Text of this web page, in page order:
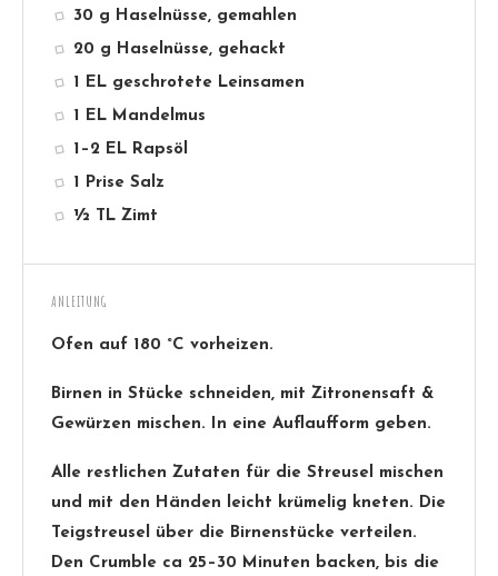
30 g Haselnüsse, gemahlen
20 g Haselnüsse, gehackt
1 EL geschrotete Leinsamen
1 EL Mandelmus
1–2 EL Rapsöl
1 Prise Salz
½ TL Zimt
ANLEITUNG
Ofen auf 180 °C vorheizen.
Birnen in Stücke schneiden, mit Zitronensaft &
Gewürzen mischen. In eine Auflaufform geben.
Alle restlichen Zutaten für die Streusel mischen
und mit den Händen leicht krümelig kneten. Die
Teigstreusel über die Birnenstücke verteilen.
Den Crumble ca 25–30 Minuten backen, bis die